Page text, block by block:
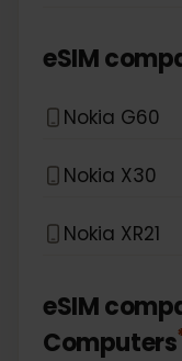
eSIM
Nokia G60
Nokia X30
Nokia XR21
eSIM
Computers